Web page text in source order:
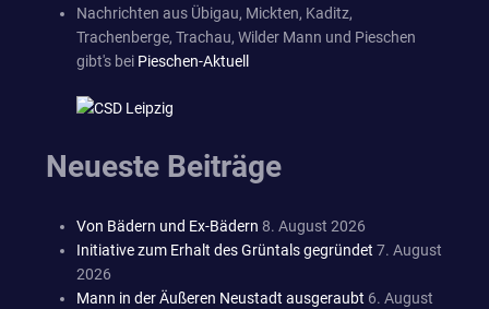
Nachrichten aus Übigau, Mickten, Kaditz,
Trachenberge, Trachau, Wilder Mann und Pieschen
gibt's bei Pieschen-Aktuell
Neueste Beiträge
Von Bädern und Ex-Bädern 8. August 2026
Initiative zum Erhalt des Grüntals gegründet 7. August
2026
Mann in der Äußeren Neustadt ausgeraubt 6. August